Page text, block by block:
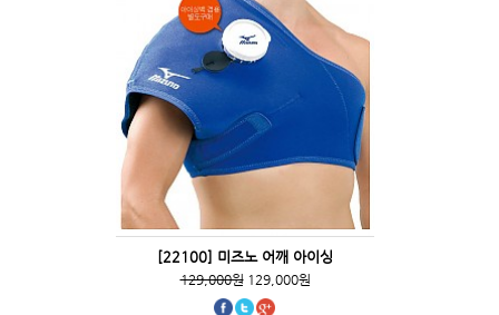
[22100] 미즈노 어깨 아이싱
129,000원129,000원